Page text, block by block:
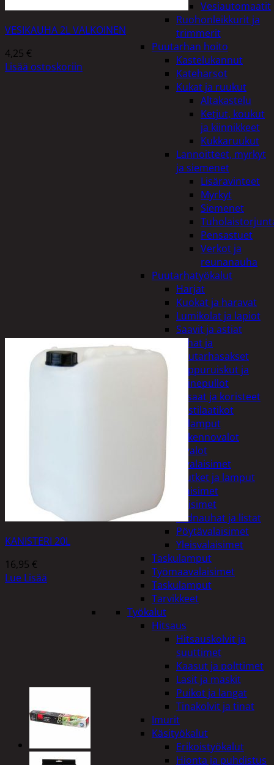
Vesiautomaatit
Ruohonleikkurit ja
trimmerit
Puutarhan hoito
Kastelukannut
Kateharsot
Kukat ja ruukut
Altakastelu
Ketjut, koukut
ja kiinnikkeet
Kukkaruukut
Lannoitteet, myrkyt
ja siemenet
Lisäravinteet
Myrkyt
Siemenet
Pensastuet
Verkot ja
reunanauha
Puutarhatyökalut
Harjat
Kuokat ja haravat
Lumikolat ja lapiot
Saavit ja astiat
Sahat ja
puutarhasakset
Reppuruiskut ja
painepullot
Pihapatsaat ja koristeet
Postilaatikot
Valaisimet ja lamput
Aurinkokennovalot
Koristevalot
Koristevalaisimet
Loisteputket ja lamput
Pihavalaisimet
Sisävalaisimet
Lednauhat ja listat
Pöytävalaisimet
Yleisvalaisimet
Taskulamput
Työmaavalaisimet
Taskulamput
Tarvikkeet
Työkalut
Hitsaus
Hitsauskolvit ja
suuttimet
Kaasut ja polttimet
Lasit ja maskit
Puikot ja langat
Tinakolvit ja tinat
Imurit
Käsityökalut
Erikoistyökalut
Hionta ja puhdistus
VESIKAUHA 2L VALKOINEN
4,25 €
Lisää ostoskoriin
KANISTERI 20L
16,95 €
Lue Lisää